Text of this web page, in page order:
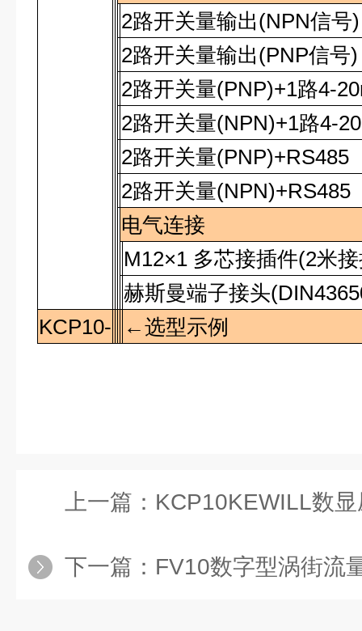
2路开关量输出(NPN信号)
2路开关量输出(PNP信号)
2路开关量(PNP)+1路4-
2路开关量(NPN)+1路4-
2路开关量(PNP)+RS485
2路开关量(NPN)+RS485
电气连接
M12×1 多芯接插件(2米
赫斯曼端子接头
KCP10-
←选型示例
上一篇： KCP10KEWILL数
下一篇： FV10数字型涡街流